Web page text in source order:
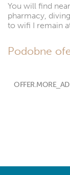
You will find
pharmacy,
to wifi I remain
Podobne
OFFER.MORE_AD